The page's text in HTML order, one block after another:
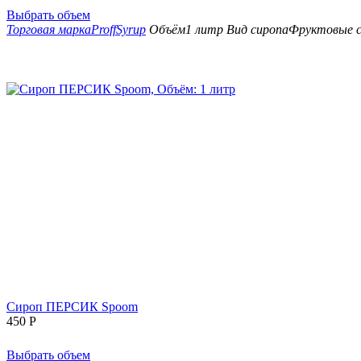
Выбрать объем
Торговая маркаProffSyrup Объём1 литр Вид сиропаФруктовые
Сироп ПЕРСИК Spoom
450 Р
Выбрать объем